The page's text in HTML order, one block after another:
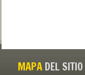
MAPA DEL SITIO